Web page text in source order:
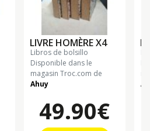
LIVRE HOMÈRE X4
libros de bolsillo
Disponible dans le
magasin Troc.com de
Ahuy
49.90€